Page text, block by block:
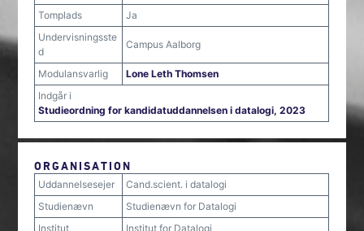
Tomplads
Ja
Undervisningsste
d
Campus Aalborg
Modulansvarlig
Lone Leth Thomsen
Indgår i
Studieordning for kandidatuddannelsen i datalogi, 2023
ORGANISATION
Uddannelsesejer
Cand.scient. i datalogi
Studienævn
Studienævn for Datalogi
Institut
Institut for Datalogi